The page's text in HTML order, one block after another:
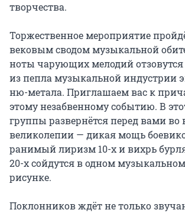
творчества.
Торжественное мероприятие
вековым сводом музыкальной
ноты чарующих мелодий отзовутся
из пепла музыкальной индустрии
ню-метала. Приглашаем вас к
этому незабвенному событию. В
группы развернётся перед вами во
великолепии — дикая мощь
ранимый лиризм 10-х и вихрь
20-х сойдутся в одном
рисунке.
Поклонников ждёт не только